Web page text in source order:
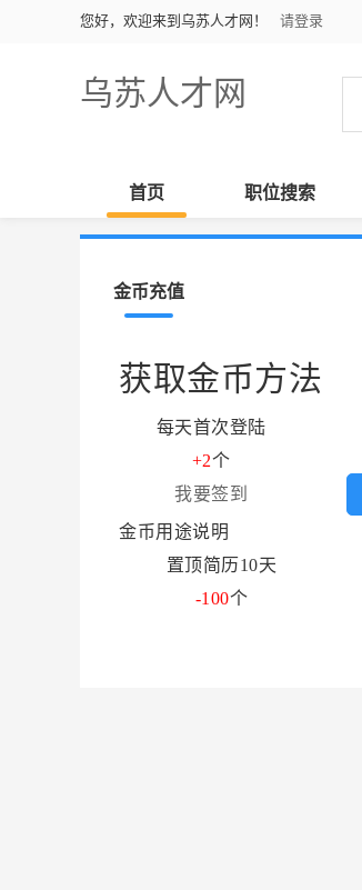
您好，欢迎来到乌苏人才网！ 请登录
乌苏人才网
首页 职位搜索
金币充值
获取金币方法
每天首次登陆
+2个
我要签到
金币用途说明
置顶简历10天
-100个